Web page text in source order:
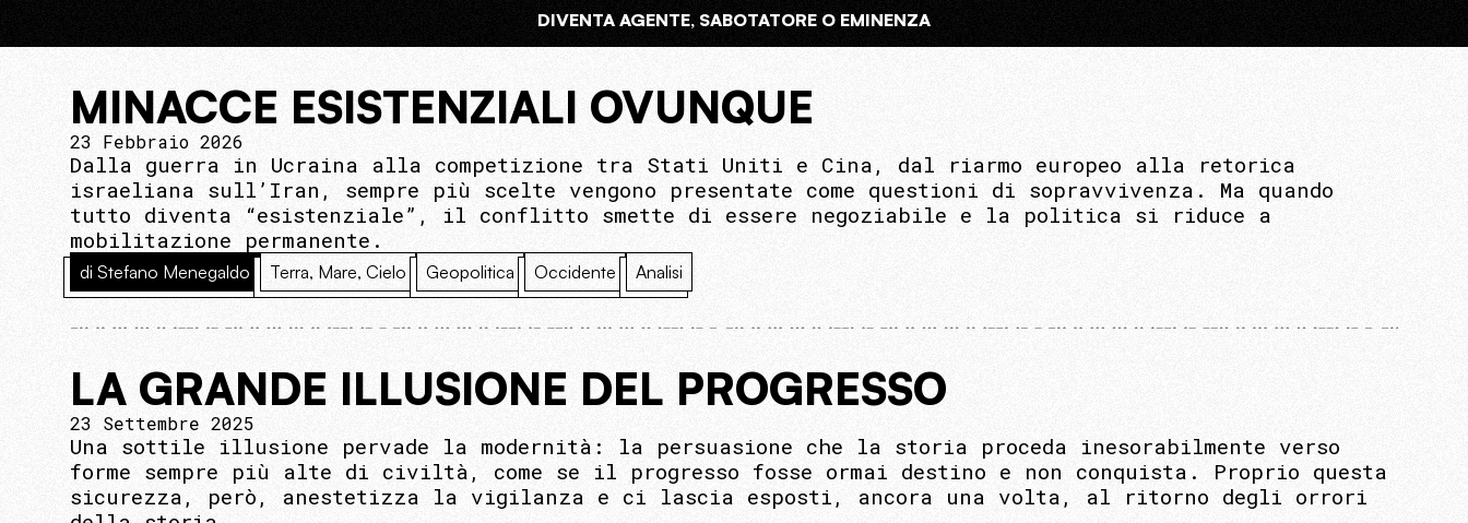
DIVENTA AGENTE, SABOTATORE O EMINENZA
MINACCE ESISTENZIALI OVUNQUE
23 Febbraio 2026
Dalla guerra in Ucraina alla competizione tra Stati Uniti e Cina, dal riarmo europeo alla retorica
israeliana sull’Iran, sempre più scelte vengono presentate come questioni di sopravvivenza. Ma quando
tutto diventa “esistenziale”, il conflitto smette di essere negoziabile e la politica si riduce a
mobilitazione permanente.
di Stefano Menegaldo Terra, Mare, Cielo Geopolitica Occidente Analisi
LA GRANDE ILLUSIONE DEL PROGRESSO
23 Settembre 2025
Una sottile illusione pervade la modernità: la persuasione che la storia proceda inesorabilmente verso
forme sempre più alte di civiltà, come se il progresso fosse ormai destino e non conquista. Proprio questa
sicurezza, però, anestetizza la vigilanza e ci lascia esposti, ancora una volta, al ritorno degli orrori